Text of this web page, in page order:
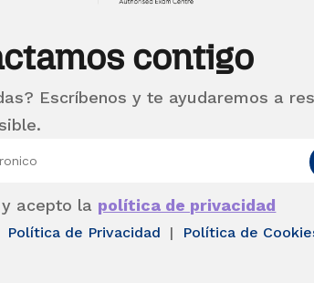
contigo
Escríbenos y te ayudaremos a
acepto la política de privacidad
Política de Privacidad | Política de